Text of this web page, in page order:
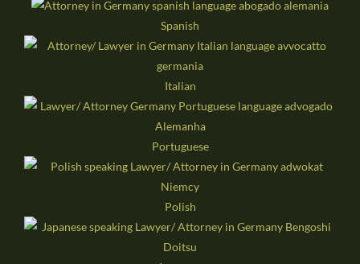
Spanish
Italian
Portuguese
Polish